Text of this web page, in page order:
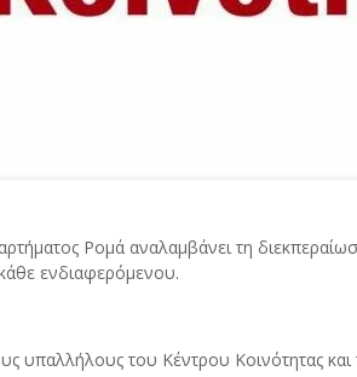
Ρομά αναλαμβάνει τη
ενδιαφερόμενου.
υπαλλήλους του Κέντρου Κοινότητας